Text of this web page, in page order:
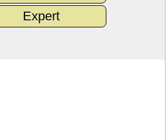
Expert